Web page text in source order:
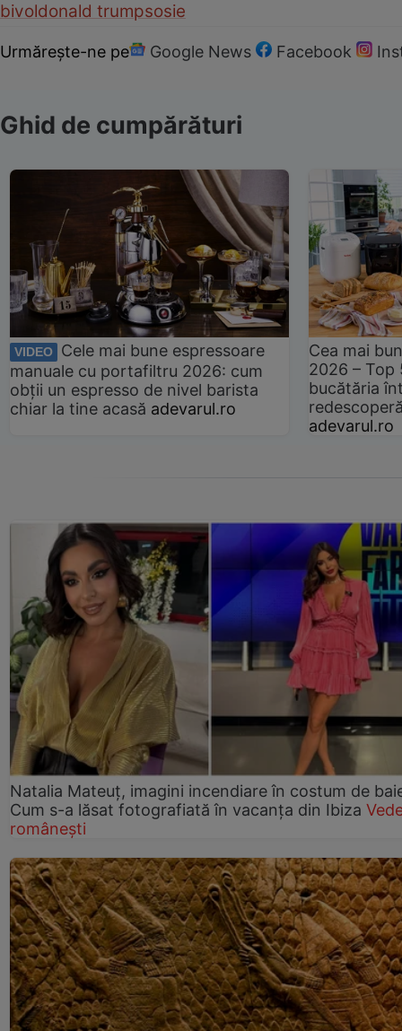
bivoldonald trumpsosie
Urmărește-ne pe Google News Facebook
Ghid de cumpărături
VIDEO
Cele mai bune espressoare
manuale cu portafiltru 2026: cum
obții un espresso de nivel barista
chiar la tine acasă adevarul.ro
Cea mai
2026 –
bucătăria
adevarul.ro
Natalia Mateuț, imagini incendiare în costum de
Cum s-a lăsat fotografiată în vacanța din Ibiza
românești